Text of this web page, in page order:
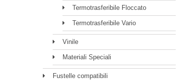
Termotrasferibile Floccato
Termotrasferibile Vario
Vinile
Materiali Speciali
Fustelle compatibili